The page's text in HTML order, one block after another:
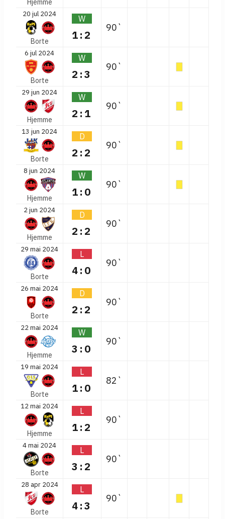
Hjemme
20 jul 2024
Borte
W
1:2
90`
6 jul 2024
Borte
W
2:3
90`
29 jun 2024
Hjemme
W
2:1
90`
13 jun 2024
Borte
D
2:2
90`
8 jun 2024
Hjemme
W
1:0
90`
2 jun 2024
Hjemme
D
2:2
90`
29 mai 2024
Borte
L
4:0
90`
26 mai 2024
Borte
D
2:2
90`
22 mai 2024
Hjemme
W
3:0
90`
19 mai 2024
Borte
L
1:0
82`
12 mai 2024
Hjemme
L
1:2
90`
4 mai 2024
Borte
L
3:2
90`
28 apr 2024
Borte
L
4:3
90`